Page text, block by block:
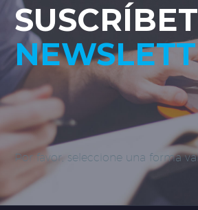
Por favor, seleccione una forma